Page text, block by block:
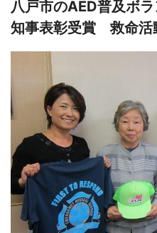
八戸市のAED普及ボ
知事表彰受賞 救命活